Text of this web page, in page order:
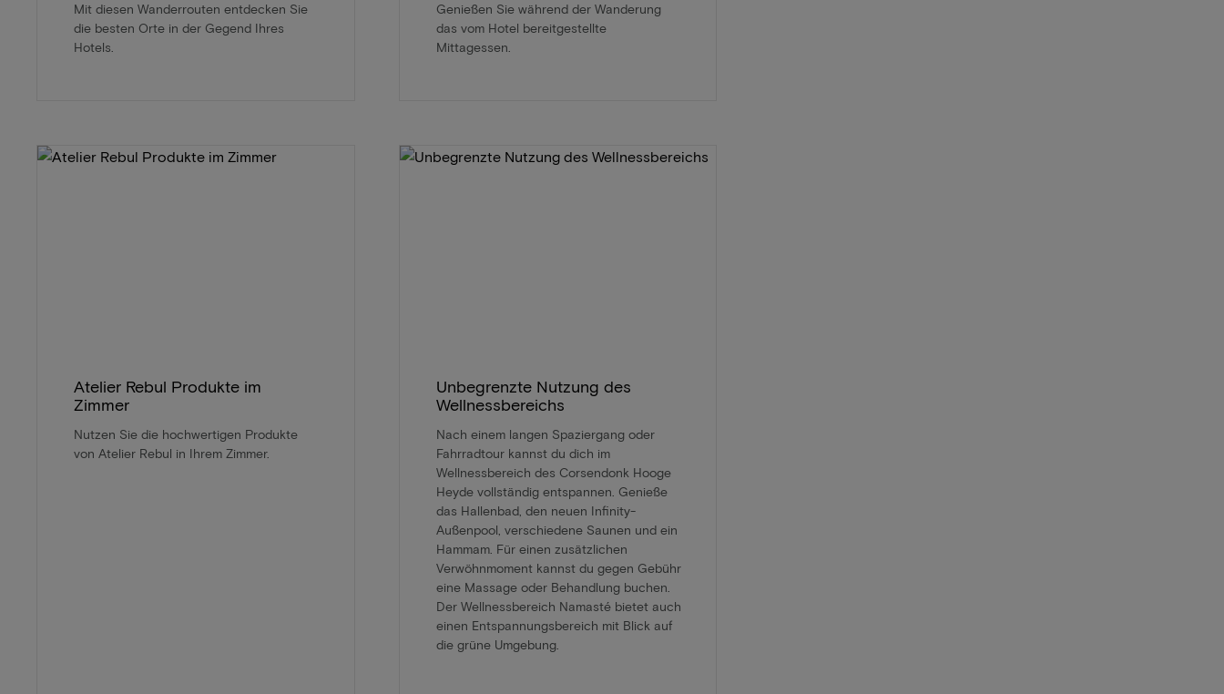
Mit diesen Wanderrouten entdecken Sie
die besten Orte in der Gegend Ihres
Hotels.
Genießen Sie während der Wanderung
das vom Hotel bereitgestellte
Mittagessen.
Atelier Rebul Produkte im
Zimmer
Nutzen Sie die hochwertigen Produkte
von Atelier Rebul in Ihrem Zimmer.
Unbegrenzte Nutzung des
Wellnessbereichs
Nach einem langen Spaziergang oder
Fahrradtour kannst du dich im
Wellnessbereich des Corsendonk Hooge
Heyde vollständig entspannen. Genieße
das Hallenbad, den neuen Infinity-
Außenpool, verschiedene Saunen und ein
Hammam. Für einen zusätzlichen
Verwöhnmoment kannst du gegen Gebühr
eine Massage oder Behandlung buchen.
Der Wellnessbereich Namasté bietet auch
einen Entspannungsbereich mit Blick auf
die grüne Umgebung.